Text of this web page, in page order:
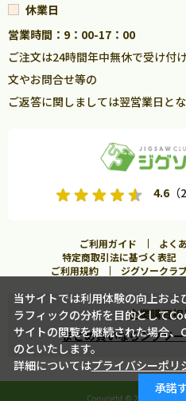
カートに
休業日
営業時間：9：00-17：00
ご注文は24時間年中無休で受け付
文やお問合せ等の
ご返答に関しましては翌営業日とな
4.6（
ご利用ガイド よく
特定商取引法に基づく表記
ご利用規約
ジグソークラ
企業購買
まとめ買いならジグソ
Copyright © 2026
当サイトでは利用体験の向上お
ラフィックの分析を目的として
サイトの閲覧を継続された場合
のといたします。
詳細についてはプライバシーポリ
承諾